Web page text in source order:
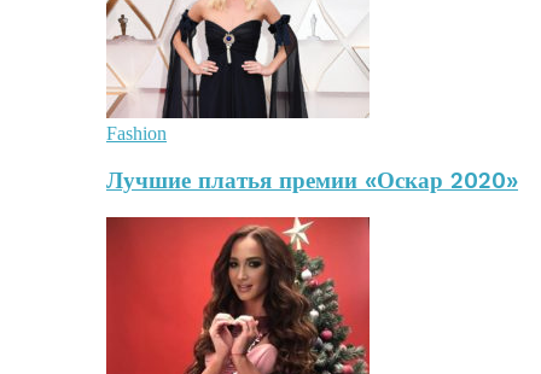
Fashion
Лучшие платья премии «Оскар 2020»